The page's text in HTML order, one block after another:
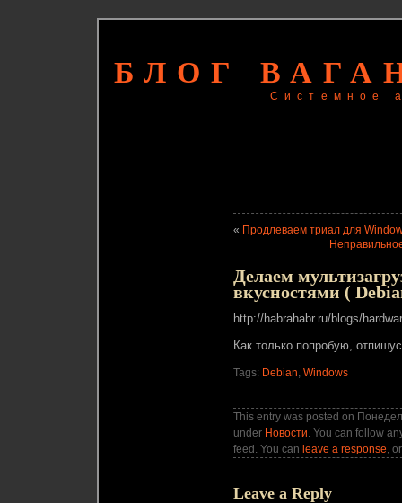
БЛОГ
Системное
« Продлеваем триал для
Делаем
вкусностями (
http://habrahabr.ru/blogs/
Как только попробую,
Tags: Debian, Windows
This entry was posted on
under Новости. You can follow
feed. You can leave a response,
Leave a Reply